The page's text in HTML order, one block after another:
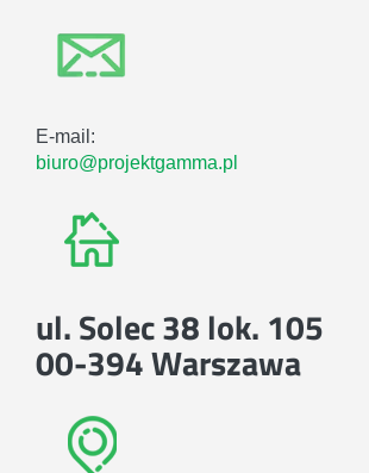
E-mail:
biuro@projektgamma.pl
ul. Solec 38 lok. 105
00-394 Warszawa